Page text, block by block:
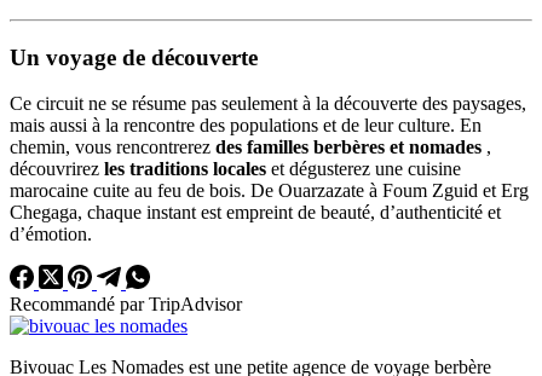
Un voyage de découverte
Ce circuit ne se résume pas seulement à la découverte des paysages,
mais aussi à la rencontre des populations et de leur culture. En
chemin, vous rencontrerez des familles berbères et nomades ,
découvrirez les traditions locales et dégusterez une cuisine
marocaine cuite au feu de bois. De Ouarzazate à Foum Zguid et Erg
Chegaga, chaque instant est empreint de beauté, d’authenticité et
d’émotion.
Recommandé par TripAdvisor
Bivouac Les Nomades est une petite agence de voyage berbère